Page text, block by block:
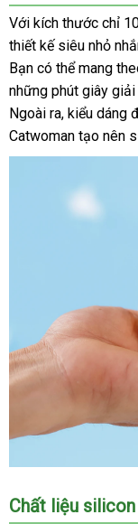
Với kích thước chỉ
thiết kế siêu nhỏ
Bạn có thể mang
những phút giây
Ngoài ra, kiểu dáng
Catwoman tạo nên
Âm
Đạo
Chất liệu